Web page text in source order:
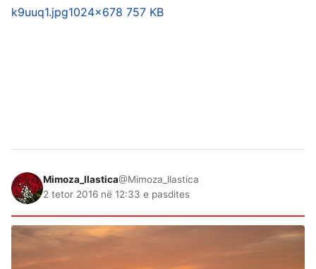
k9uuq1.jpg1024×678 757 KB
Mimoza_llastica@Mimoza_llastica
2 tetor 2016 në 12:33 e pasdites